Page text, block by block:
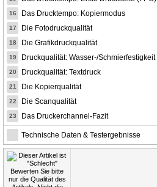
16 Das Drucktempo: Kopiermodus
17 Die Fotodruckqualität
18 Die Grafikdruckqualität
19 Druckqualität: Wasser-/Schmierfestigkeit
20 Druckqualität: Textdruck
21 Die Kopierqualität
22 Die Scanqualität
23 Das Druckerchannel-Fazit
Technische Daten & Testergebnisse